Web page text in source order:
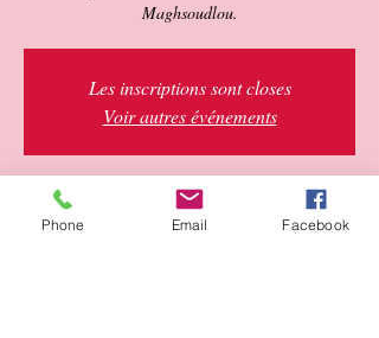
Maghsoudlou.
Les inscriptions sont closes
Voir autres événements
Heure et lieu
Phone Email Facebook